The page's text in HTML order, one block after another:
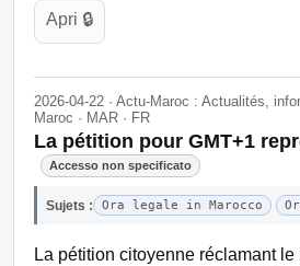
Apri 🔒
2026-04-22 · Actu-Maroc : Actualités,
Maroc · MAR · FR
La pétition pour GMT+1
Accesso non specificato
Sujets : Ora legale in Marocco
La pétition citoyenne réclamant le